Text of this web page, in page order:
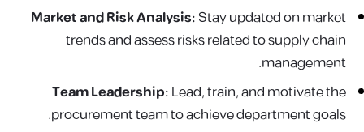
Market and Risk Analysis:Stay updated on market
trends and assess risks related to supply chain
management.
Team Leadership:Lead, train, and motivate the
procurement team to achieve department goals.